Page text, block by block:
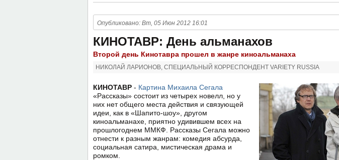
Опубликовано: Вт, 05 Июн 2012 16:01
КИНОТАВР: День альманахов
Второй день Кинотавра прошел в жанре киноальманаха
НИКОЛАЙ ЛАРИОНОВ, СПЕЦИАЛЬНЫЙ КОРРЕСПОНДЕНТ VARIETY RUSSIA
КИНОТАВР - Картина Михаила Сегала
«Рассказы» состоит из четырех новелл, но у
них нет общего места действия и связующей
идеи, как в «Шапито-шоу», другом
киноальманахе, приятно удивившем всех на
прошлогоднем ММКФ. Рассказы Сегала можно
отнести к разным жанрам: комедия абсурда,
социальная сатира, мистическая драма и
ромком.